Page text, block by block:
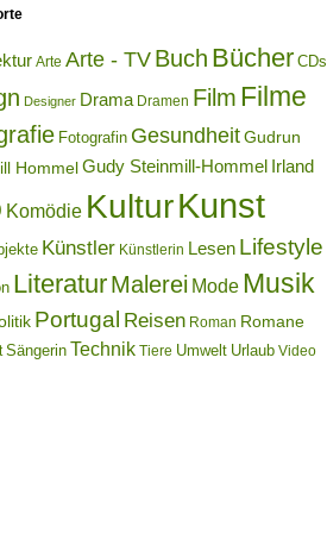
Arte Arte - TVBuch Bücher CDs
Designer Drama Dramen Film Filme
Fotografin Gesundheit Gudrun
Hommel Gudy Steinmill-Hommel Irland
Komödie KulturKunst
Künstler Künstlerin Lesen Lifestyle
LiteraturMalerei Mode Musik
Portugal Reisen Roman Romane
Sängerin Technik Tiere Umwelt Urlaub Video